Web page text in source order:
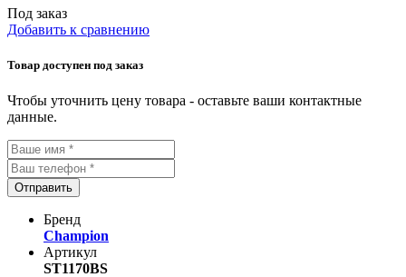
Под заказ
Добавить к сравнению
Товар доступен под заказ
Чтобы уточнить цену товара - оставьте ваши контактные
данные.
Отправить
Бренд
Champion
Артикул
ST1170BS